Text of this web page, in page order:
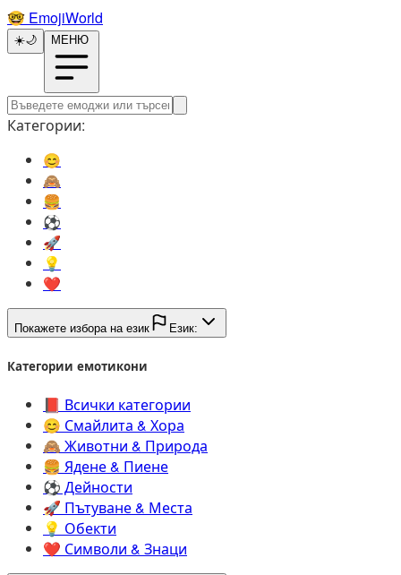
🤓️ EmojiWorld
☀️🌙 МЕНЮ
Категории:
😊️
🙈️
🍔️
⚽️
🚀️
💡️
❤️
Покажете избора на език Език:
Категории емотикони
📕️ Всички категории
😊️ Смайлита & Хора
🙈️ Животни & Природа
🍔️ Ядене & Пиене
⚽️ Дейности
🚀️ Пътуване & Места
💡️ Обекти
❤️ Символи & Знаци